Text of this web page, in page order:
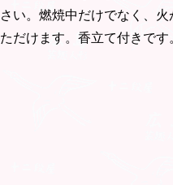
さい。燃焼中だけでなく、
ただけます。香立て付きです